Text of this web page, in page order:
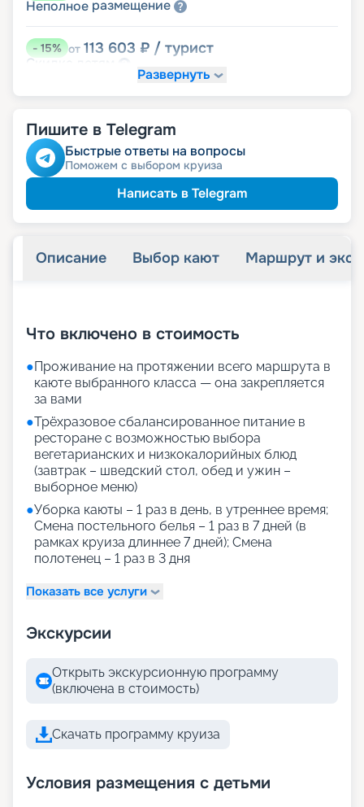
Неполное размещение
-15% от 113 603 ₽ / турист
Скидка
Скидка
пенсионерам
Скидка сотрудникам силовых
Скидка многодетнымсемьям
Скидкаветеранам
Развернуть
Пишите в Telegram
Быстрые ответы на вопросы
Поможем с выбором круиза
Написать в Telegram
Описание Выбор кают Маршрут и
Что включено в стоимость
●Проживание на протяжении всего маршрута в
каюте выбранного класса — она закрепляется
за вами
●Трёхразовое сбалансированное питание в
ресторане с возможностью выбора
вегетарианских и низкокалорийных блюд
(завтрак – шведский стол, обед и ужин –
выборное меню)
●Уборка каюты – 1 раз в день, в утреннее время;
Смена постельного белья – 1 раз в 7 дней (в
рамках круиза длиннее 7 дней); Смена
полотенец – 1 раз в 3 дня
Показать все услуги
Экскурсии
Открыть экскурсионную программу
(включена в стоимость)
Скачать программу круиза
Условия размещения с детьми